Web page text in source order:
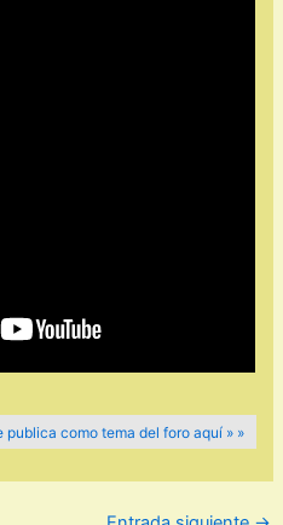
publica como tema del foro aquí » »